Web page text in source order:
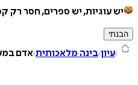
יש עוגיות, יש ספרים, חסר רק
הבנתי
עיון בינה מלאכותית אדם